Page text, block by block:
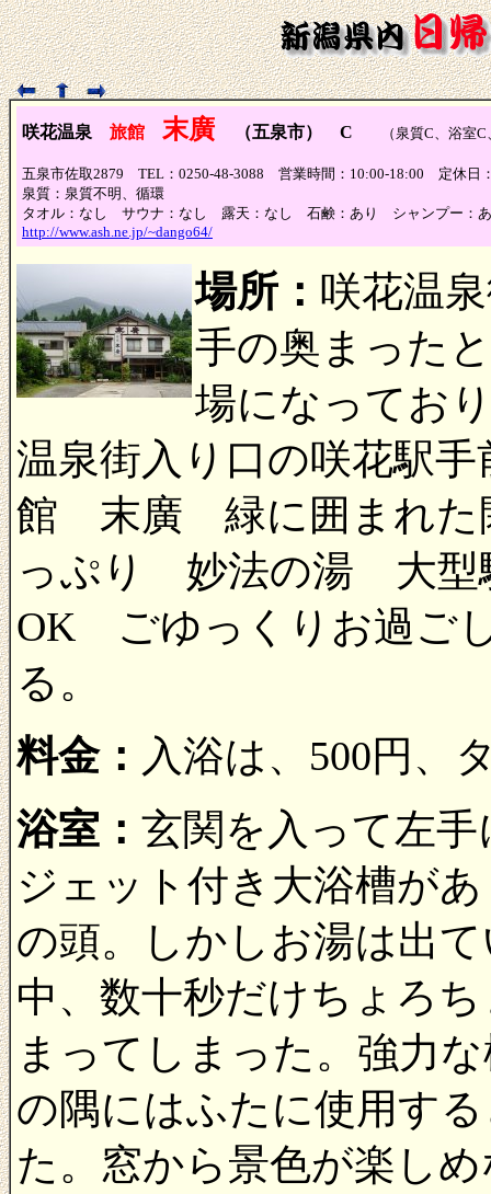
咲花温泉 旅館 末廣 （五泉市） C （泉質C、浴室
五泉市佐取2879 TEL：0250-48-3088 営業時間：10:00-18:00 定休日
泉質：泉質不明、循環
タオル：なし サウナ：なし 露天：なし 石鹸：あり シャンプー：
http://www.ash.ne.jp/~dango64/
場所： 咲花温
手の奥まった
場になってお
温泉街入り口の咲花駅
館 末廣 緑に囲まれた
っぷり 妙法の湯 大型
OK ごゆっくりお過ご
る。
料金： 入浴は、500円、
浴室： 玄関を入って左
ジェット付き大浴槽が
の頭。しかしお湯は出
中、数十秒だけちょろ
まってしまった。強力
の隅にはふたに使用す
た。窓から景色が楽し